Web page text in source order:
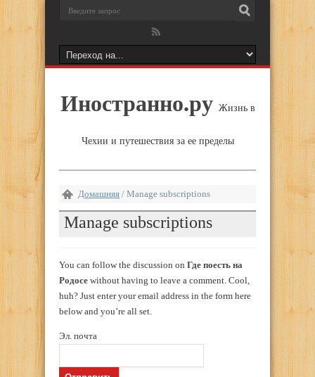
Иностранно.ру Жизнь в
Чехии и путешествия за ее пределы
Домашняя / Manage subscriptions
Manage subscriptions
You can follow the discussion on Где поесть на
Родосе without having to leave a comment. Cool,
huh? Just enter your email address in the form here
below and you’re all set.
Эл. почта